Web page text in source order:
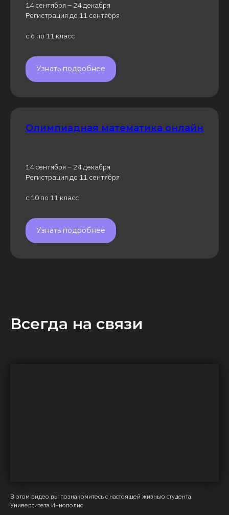
14 сентября – 24 декабря
Регистрация до 11 сентября
с 6 по 11 класс
Узнать подробнее
Олимпиадная математика онлайн
14 сентября – 24 декабря
Регистрация до 11 сентября
с 10 по 11 класс
Узнать подробнее
Всегда на связи
В этом видео вы познакомитесь с настоящей жизнью студента
Университета Иннополис